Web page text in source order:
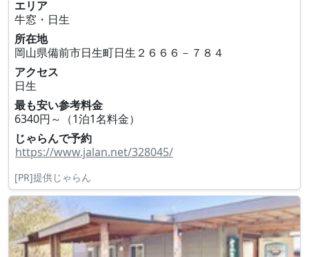
エリア
牛窓・日生
所在地
岡山県備前市日生町日生２６６６－７８４
アクセス
日生
最も安い参考料金
6340円～（1泊1名料金）
じゃらんで予約
https://www.jalan.net/328045/
[PR]提供じゃらん